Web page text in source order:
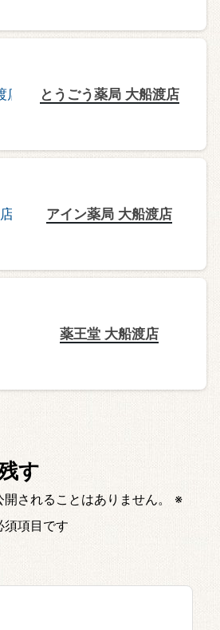
とうごう薬局 大船渡店
アイン薬局 大船渡店
薬王堂 大船渡店
す
されることはありません。
※
須項目です